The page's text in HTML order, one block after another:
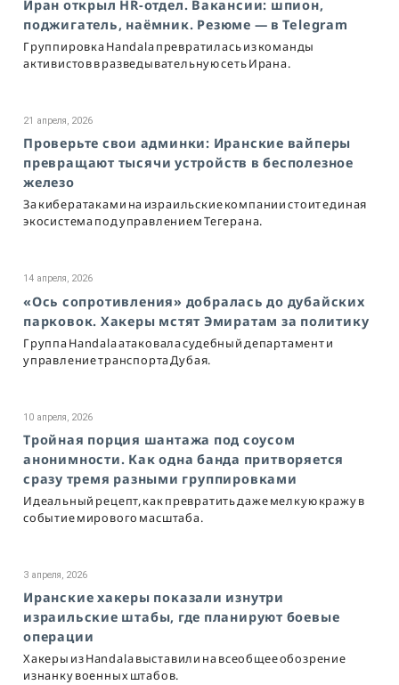
Иран открыл HR-отдел. Вакансии: шпион,
поджигатель, наёмник. Резюме — в Telegram
Группировка Handala превратилась из команды
активистов в разведывательную сеть Ирана.
21 апреля, 2026
Проверьте свои админки: Иранские вайперы
превращают тысячи устройств в бесполезное
железо
За кибератаками на израильские компании стоит единая
экосистема под управлением Тегерана.
14 апреля, 2026
«Ось сопротивления» добралась до дубайских
парковок. Хакеры мстят Эмиратам за политику
Группа Handala атаковала судебный департамент и
управление транспорта Дубая.
10 апреля, 2026
Тройная порция шантажа под соусом
анонимности. Как одна банда притворяется
сразу тремя разными группировками
Идеальный рецепт, как превратить даже мелкую кражу в
событие мирового масштаба.
3 апреля, 2026
Иранские хакеры показали изнутри
израильские штабы, где планируют боевые
операции
Хакеры из Handala выставили на всеобщее обозрение
изнанку военных штабов.